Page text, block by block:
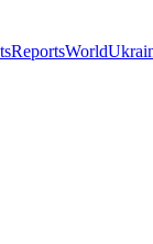
ReportsWorld